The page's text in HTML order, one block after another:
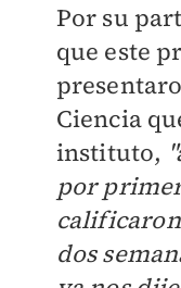
Por su
que este
Ciencia
instituto,
por
dos